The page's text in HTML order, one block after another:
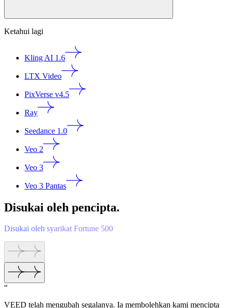
Ketahui lagi
Kling AI 1.6
LTX Video
PixVerse v4.5
Ray
Seedance 1.0
Veo 2
Veo 3
Veo 3 Pantas
Disukai oleh pencipta.
Disukai oleh syarikat Fortune 500
“
VEED telah mengubah segalanya. Ia membolehkan kami mencipta